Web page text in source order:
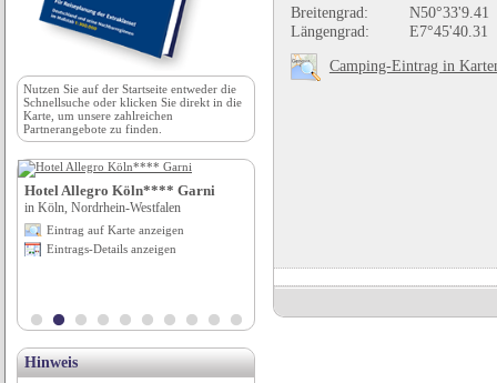
Breitengrad:
N50°33'9.41
Längengrad:
E7°45'40.31
Camping-Eintrag in
Nutzen Sie auf der Startseite entweder die
Schnellsuche oder klicken Sie direkt in die
Karte, um unsere zahlreichen
Partnerangebote zu finden.
Hotel Allegro Köln**** Garni
in Köln, Nordrhein-Westfalen
Eintrag auf Karte anzeigen
Eintrags-Details anzeigen
Eintrags-Details anzeigen
Hinweis